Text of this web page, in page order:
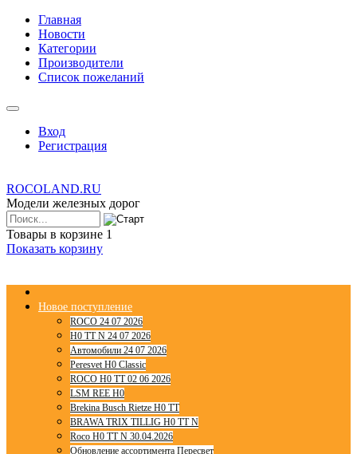
Главная
Новости
Категории
Производители
Список пожеланий
Вход
Регистрация
ROCOLAND.RU
Модели железных дорог
Товары в корзине 1
Показать корзину
Новое поступление
ROCO 24 07 2026
H0 TT N 24 07 2026
Автомобили 24 07 2026
Peresvet H0 Classic
ROCO H0 TT 02 06 2026
LSM REE H0
Brekina Busch Rietze H0 TT
BRAWA TRIX TILLIG H0 TT N
Roco H0 TT N 30.04.2026
Обновление ассортимента Пересвет